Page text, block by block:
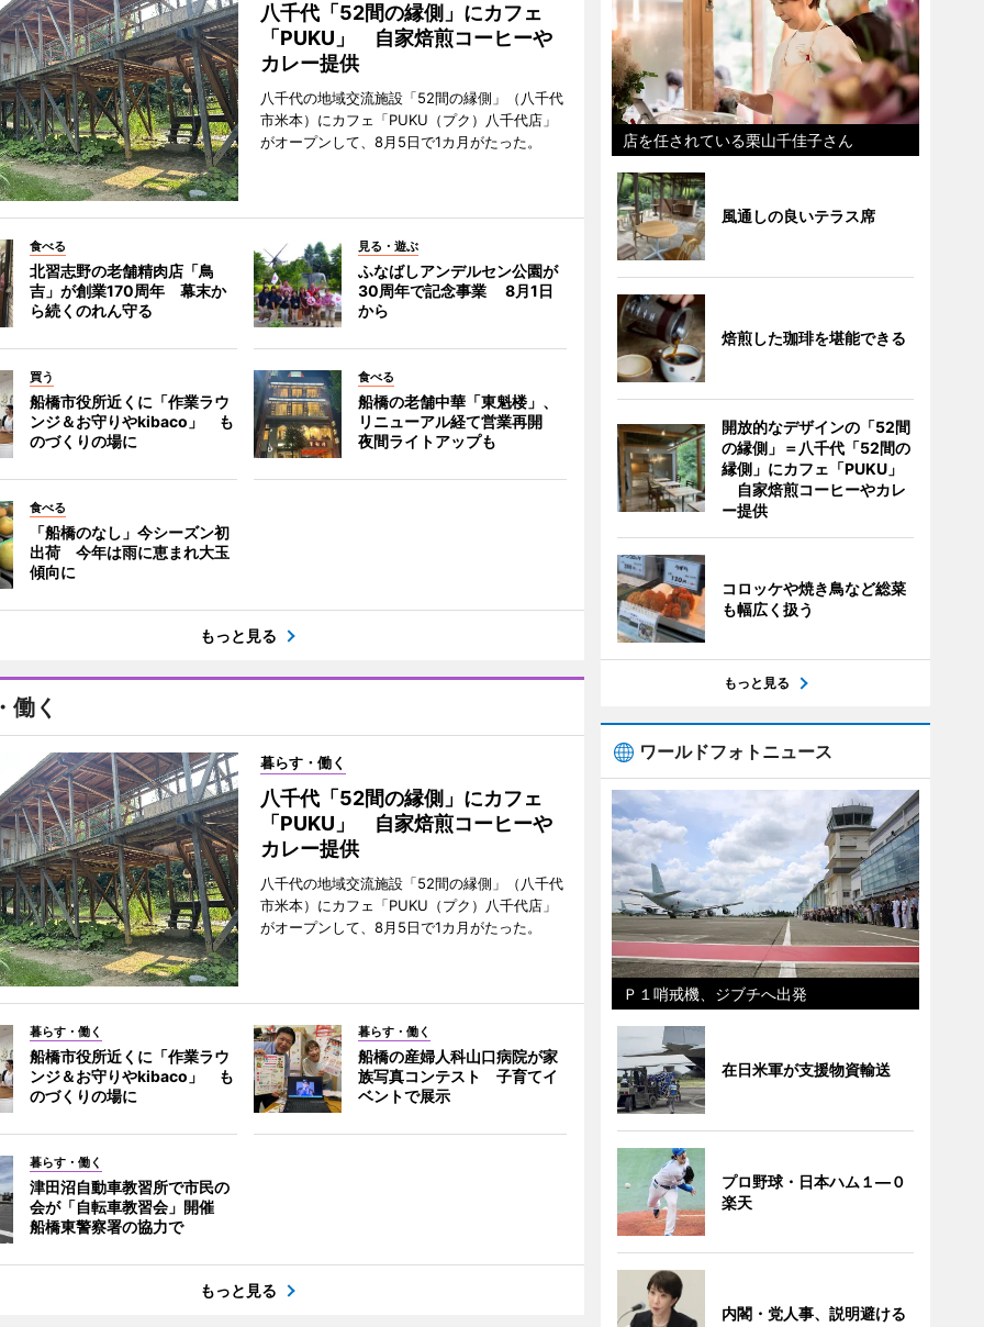
八千代「52間の縁側」にカフェ
「PUKU」 自家焙煎コーヒーや
カレー提供
八千代の地域交流施設「52間の縁側」（八千代
市米本）にカフェ「PUKU（プク）八千代店」
がオープンして、8月5日で1カ月がたった。
食べる
北習志野の老舗精肉店「鳥
吉」が創業170周年 幕末か
ら続くのれん守る
見る・遊ぶ
ふなばしアンデルセン公園が
30周年で記念事業 8月1日
から
買う
船橋市役所近くに「作業ラウ
ンジ＆お守りやkibaco」 も
のづくりの場に
食べる
船橋の老舗中華「東魁楼」、
リニューアル経て営業再開
夜間ライトアップも
食べる
「船橋のなし」今シーズン初
出荷 今年は雨に恵まれ大玉
傾向に
もっと見る
働く
暮らす・働く
八千代「52間の縁側」にカフェ
「PUKU」 自家焙煎コーヒーや
カレー提供
八千代の地域交流施設「52間の縁側」（八千代
市米本）にカフェ「PUKU（プク）八千代店」
がオープンして、8月5日で1カ月がたった。
暮らす・働く
船橋市役所近くに「作業ラウ
ンジ＆お守りやkibaco」 も
のづくりの場に
暮らす・働く
船橋の産婦人科山口病院が家
族写真コンテスト 子育てイ
ベントで展示
暮らす・働く
津田沼自動車教習所で市民の
会が「自転車教習会」開催
船橋東警察署の協力で
もっと見る
店を任されている栗山千佳子さん
風通しの良いテラス席
焙煎した珈琲を堪能できる
開放的なデザインの「52間
の縁側」＝八千代「52間の
縁側」にカフェ「PUKU」
自家焙煎コーヒーやカレ
ー提供
コロッケや焼き鳥など総菜
も幅広く扱う
もっと見る
ワールドフォトニュース
Ｐ１哨戒機、ジブチへ出発
在日米軍が支援物資輸送
プロ野球・日本ハム１―０
楽天
内閣・党人事、説明避ける